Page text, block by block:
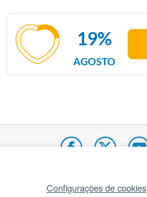
AGOSTO
19%
Mapa do site Internacional
Configurações de cookies